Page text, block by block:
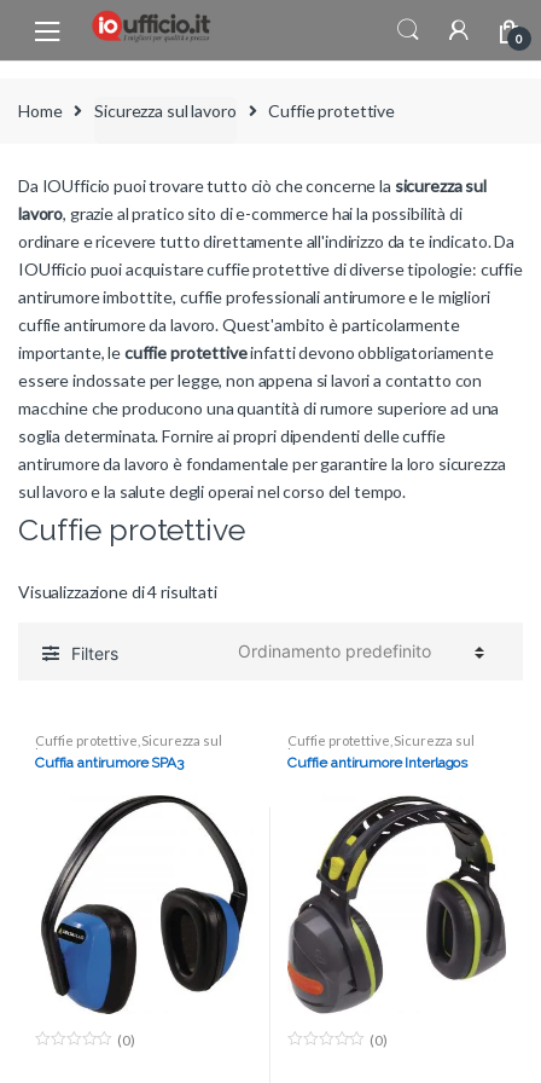
Skip to navigation
Skip to content
0
Home Sicurezza sul lavoro Cuffie protettive
Da IOUfficio puoi trovare tutto ciò che concerne la sicurezza sul
lavoro, grazie al pratico sito di e-commerce hai la possibilità di
ordinare e ricevere tutto direttamente all'indirizzo da te indicato. Da
IOUfficio puoi acquistare cuffie protettive di diverse tipologie: cuffie
antirumore imbottite, cuffie professionali antirumore e le migliori
cuffie antirumore da lavoro. Quest'ambito è particolarmente
importante, lecuffie protettiveinfatti devono obbligatoriamente
essere indossate per legge, non appena si lavori a contatto con
macchine che producono una quantità di rumore superiore ad una
soglia determinata. Fornire ai propri dipendenti delle cuffie
antirumore da lavoro è fondamentale per garantire la loro sicurezza
sul lavoro e la salute degli operai nel corso del tempo.
Cuffie protettive
Visualizzazione di 4 risultati
Filters
Cuffie protettive Sicurezza sul
lavoro
Cuffia antirumore SPA3
(0)
Cuffie protettive Sicurezza sul
lavoro
Cuffie antirumore Interlagos
(0)